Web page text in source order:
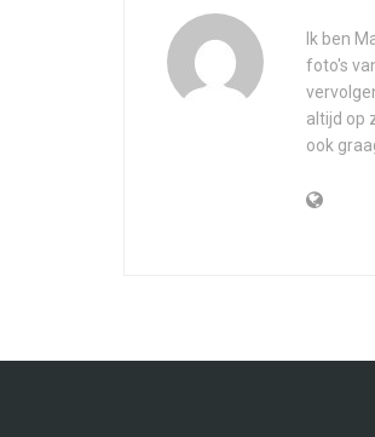
Ik ben
foto's
altijd op
ook